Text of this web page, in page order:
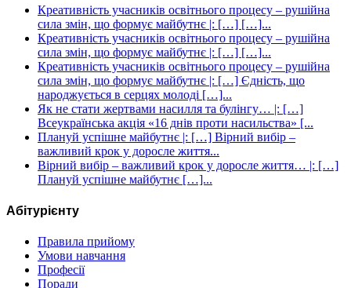
Креативність учасників освітнього процесу – рушійна
сила змін, що формує майбутнє |: […] […]...
Креативність учасників освітнього процесу – рушійна
сила змін, що формує майбутнє |: […] […]...
Креативність учасників освітнього процесу – рушійна
сила змін, що формує майбутнє |: […] Єдність, що
народжується в серцях молоді […]...
Як не стати жертвами насилля та булінгу… |: […]
Всеукраїнська акція «16 днів проти насильства» [...
Плануй успішне майбутнє |: […] Вірний вибір –
важливий крок у доросле життя...
Вірний вибір – важливий крок у доросле життя… |: […]
Плануй успішне майбутнє […]...
Абітурієнту
Правила прийому
Умови навчання
Професії
Поради